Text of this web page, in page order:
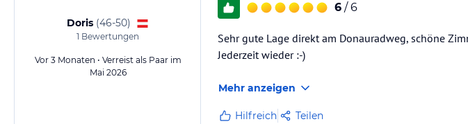
Doris (46-50)
1 Bewertungen
Vor 3 Monaten • Verreist als Paar im
Mai 2026
6 / 6
Sehr gute Lage direkt am Donauradweg, schöne
Jederzeit wieder :-)
Mehr anzeigen
Hilfreich Teilen